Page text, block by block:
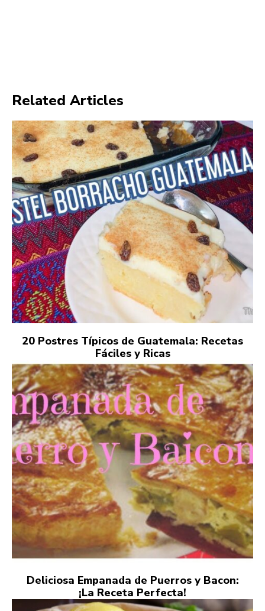
Related Articles
20 Postres Típicos de Guatemala: Recetas
Fáciles y Ricas
Deliciosa Empanada de Puerros y Bacon:
¡La Receta Perfecta!